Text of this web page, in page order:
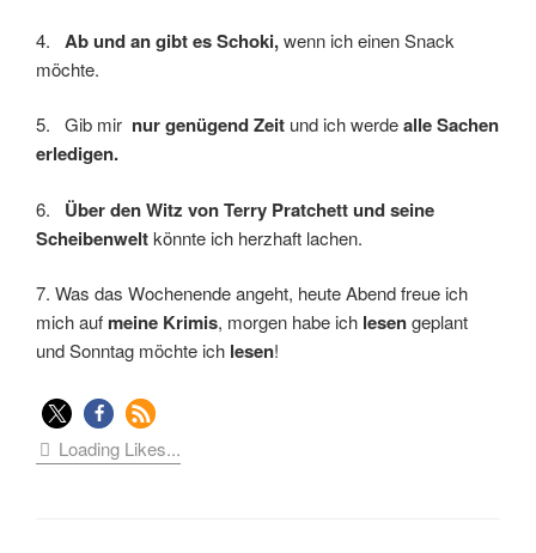
4. Ab und an gibt es Schoki,wenn ich einen Snack
möchte.
5. Gib mir nur genügend Zeit und ich werdealle Sachen
erledigen.
6. Über den Witz von Terry Pratchett und seine
Scheibenweltkönnte ich herzhaft lachen.
7. Was das Wochenende angeht, heute Abend freue ich
mich auf meine Krimis, morgen habe ich lesengeplant
und Sonntag möchte ich lesen!
Loading Likes...